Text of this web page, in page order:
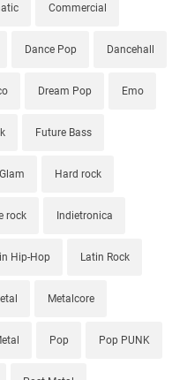
Commercial
Dance Pop Dancehall
Dream Pop Emo
Future Bass
Glam Hard rock
rock Indietronica
Hip-Hop Latin Rock
Metalcore
Pop Pop PUNK